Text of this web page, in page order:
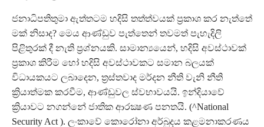
ජනාධිපතිතුමා ඇත්තටම හදිසි තත්ත්වයක් ප්‍රකාශ කර නැත්තේ
මක් නිසාද? මෙය ආණ්ඩුව පැත්තෙන් තවමත් පැහැදිලි
පිළිතුරක් දී නැති ප්‍රශ්නයකි. සාමාන්‍යයෙන්, හදිසි අවස්ථාවක්
ප්‍රකාශ කිරීම හෝ හදිසි අවස්ථාවකට සමාන බලයක්
විධායකයට ලබාදෙන, ත්‍රස්තවාද මර්දන නීති වැනි නීති
ක්‍රියාත්මක කරවීම, ආණ්ඩුවල ස්වභාවයයි. ඉන්දියාවේ
ක්‍රියාවට නගන්නේ ජාතික ආරක්‍ෂණ පනතයි. (^National
Security Act ). ලංකාවේ කොරෝනා අර්බුදය කළමනාකරණය